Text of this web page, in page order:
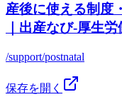
産後に使える制度
｜出産なび‐厚生
/support/postnatal
保存を開く